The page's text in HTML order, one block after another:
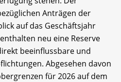
Anträgen der
auf das Geschäftsjahr
neu eine Reserve
beeinflussbare und
Abgesehen davon
für 2026 auf dem